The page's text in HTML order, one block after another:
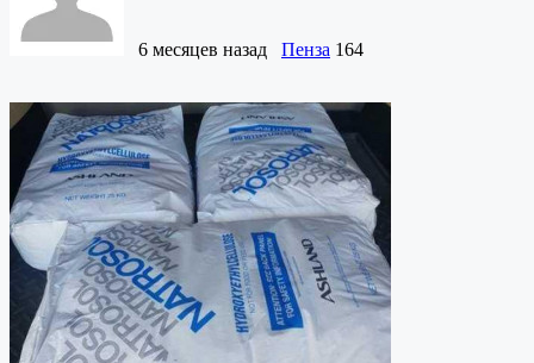
6 месяцев назад Пенза 164